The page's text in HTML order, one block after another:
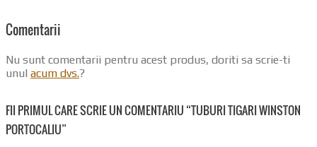
Comentarii
Nu sunt comentarii pentru acest produs, doriti sa scrie-ti
unul acum dvs.?
FII PRIMUL CARE SCRIE UN COMENTARIU “TUBURI TIGARI WINSTON
PORTOCALIU”